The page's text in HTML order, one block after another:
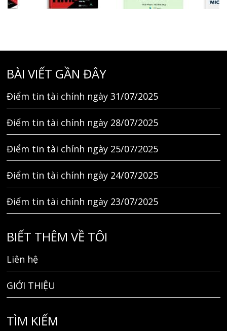
BÀI VIẾT GẦN ĐÂY
Điểm tin tài chính ngày 31/07/2025
Điểm tin tài chính ngày 28/07/2025
Điểm tin tài chính ngày 25/07/2025
Điểm tin tài chính ngày 24/07/2025
Điểm tin tài chính ngày 23/07/2025
BIẾT THÊM VỀ TÔI
Liên hệ
GIỚI THIỆU
TÌM KIẾM